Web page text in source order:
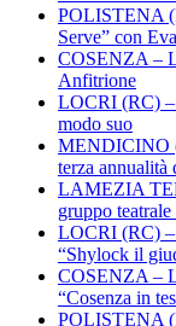
POLISTENA
Serve” con
COSENZA –
Anfitrione
LOCRI (RC) –
modo suo
MENDICINO
terza annualità
LAMEZIA
gruppo
LOCRI (RC) –
“Shylock il
COSENZA –
“Cosenza in
POLISTENA